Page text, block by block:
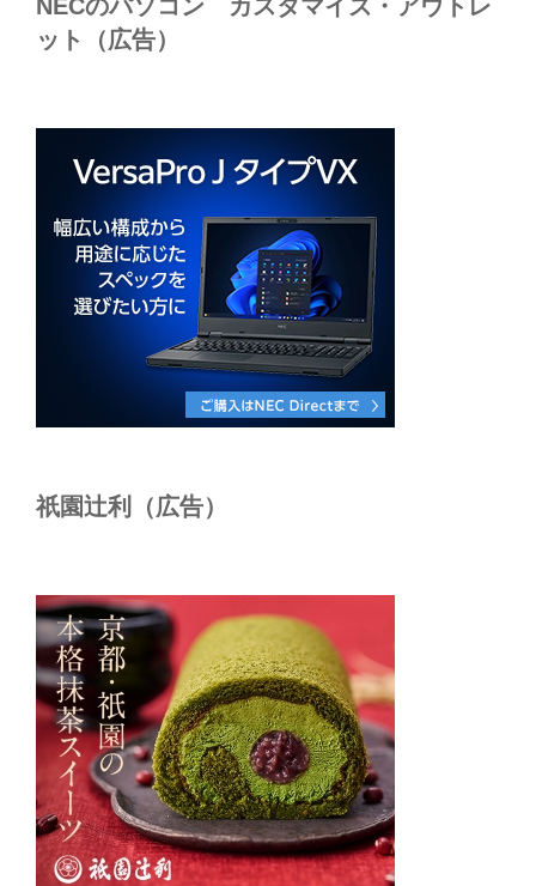
NECのパソコン カスタマイズ・アウトレ
ット（広告）
祇園辻利（広告）